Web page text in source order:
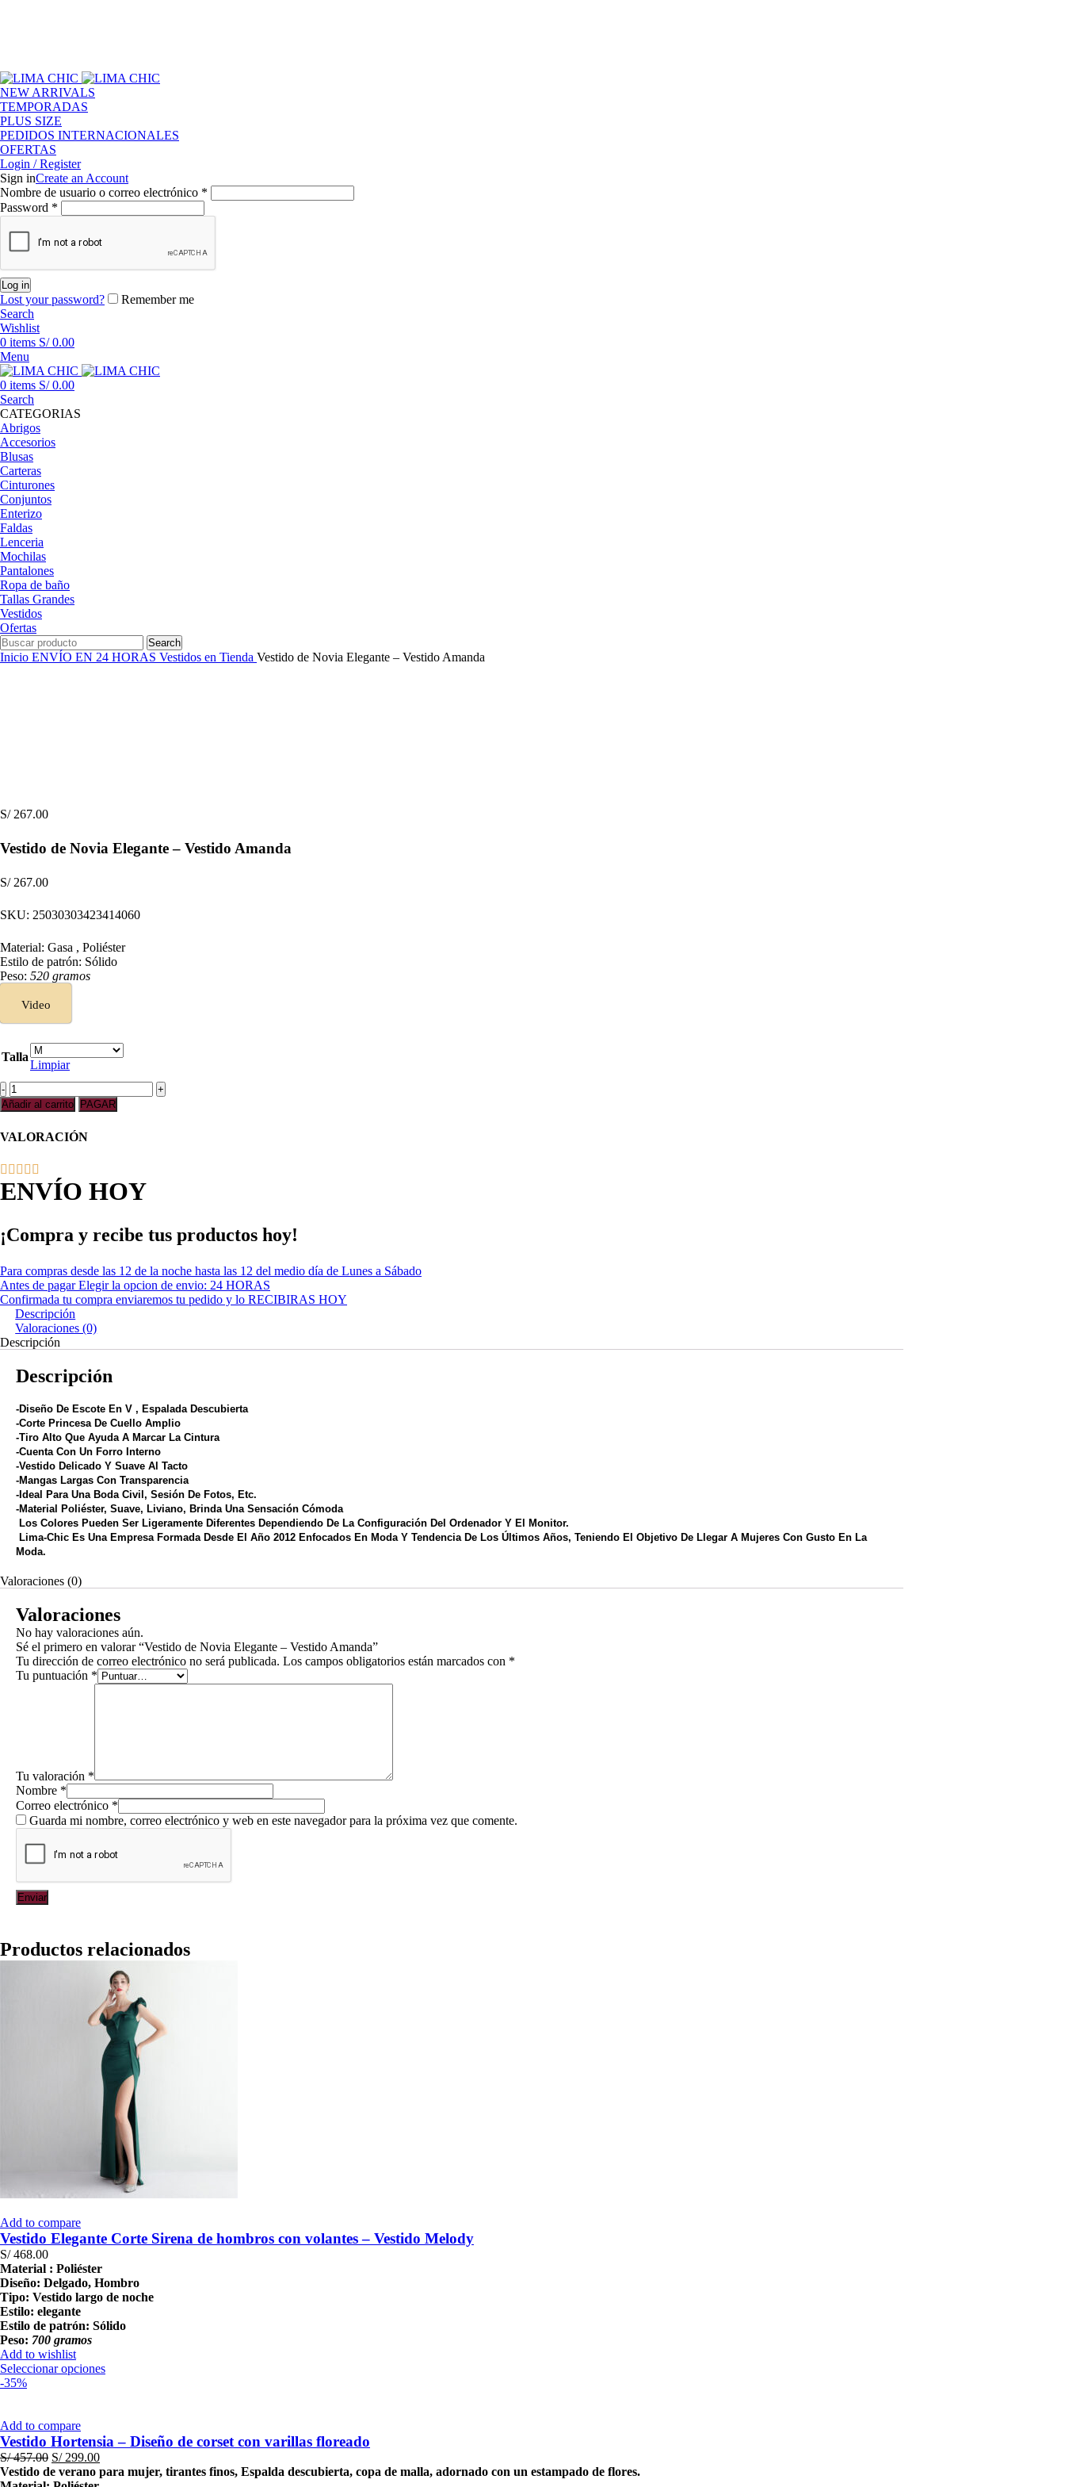
NEW ARRIVALS
TEMPORADAS
PLUS SIZE
PEDIDOS INTERNACIONALES
OFERTAS
Login / Register
Sign inCreate an Account
Nombre de usuario o correo electrónico *
Password *
Log in
Lost your password?
Remember me
Search
Wishlist
0 items S/0.00
Menu
0 items S/0.00
Search
CATEGORIAS
Abrigos
Accesorios
Blusas
Carteras
Cinturones
Conjuntos
Enterizo
Faldas
Lenceria
Mochilas
Pantalones
Ropa de baño
Tallas Grandes
Vestidos
Ofertas
Search
Inicio ENVÍO EN 24 HORAS Vestidos en Tienda Vestido de Novia Elegante – Vestido Amanda
S/267.00
Vestido de Novia Elegante – Vestido Amanda
S/267.00
SKU: 25030303423414060
Material: Gasa , Poliéster
Estilo de patrón: Sólido
Peso: 520 gramos
Video
Talla
Limpiar
Vestido
de
Novia
Elegante
-
Amanda
cantidad
Añadir al carrito PAGAR
VALORACIÓN
ENVÍO HOY
¡Compra y recibe tus productos hoy!
Para compras desde las 12 de la noche hasta las 12 del medio día de Lunes a Sábado
Antes de pagar Elegir la opcion de envio: 24 HORAS
Confirmada tu compra enviaremos tu pedido y lo RECIBIRAS HOY
Descripción
Valoraciones (0)
Descripción
Descripción
-Diseño De Escote En V , Espalada Descubierta
-Corte Princesa De Cuello Amplio
-Tiro Alto Que Ayuda A Marcar La Cintura
-Cuenta Con Un Forro Interno
-Vestido Delicado Y Suave Al Tacto
-Mangas Largas Con Transparencia
-Ideal Para Una Boda Civil, Sesión De Fotos, Etc.
-Material Poliéster, Suave, Liviano, Brinda Una Sensación Cómoda
Los Colores Pueden Ser Ligeramente Diferentes Dependiendo De La Configuración Del Ordenador Y El Monitor.
Lima-Chic Es Una Empresa Formada Desde El Año 2012 Enfocados En Moda Y Tendencia De Los Últimos Años, Teniendo El Objetivo De Llegar A Mujeres Con Gusto En La
Moda.
Valoraciones (0)
Valoraciones
No hay valoraciones aún.
Sé el primero en valorar “Vestido de Novia Elegante – Vestido Amanda”
Tu dirección de correo electrónico no será publicada. Los campos obligatorios están marcados con *
Tu puntuación *
Tu valoración *
Nombre *
Correo electrónico *
Guarda mi nombre, correo electrónico y web en este navegador para la próxima vez que comente.
Productos relacionados
Add to compare
Vestido Elegante Corte Sirena de hombros con volantes – Vestido Melody
S/468.00
Material : Poliéster
Diseño: Delgado, Hombro
Tipo: Vestido largo de noche
Estilo: elegante
Estilo de patrón: Sólido
Peso: 700 gramos
Add to wishlist
Seleccionar opcionesEste
Las
se
-35%
Add to compare
Vestido Hortensia – Diseño de corset con varillas floreado
S/457.00 El
precio
S/299.00El
precio
Vestido de verano para mujer, tirantes finos, Espalda descubierta, copa de malla, adornado con un estampado de flores.